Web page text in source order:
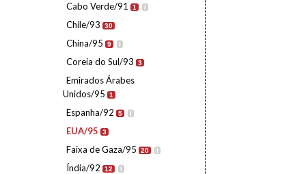
Cabo Verde/91 1 I
Chile/93 30
China/95 9 I
Coreia do Sul/93 3
Emirados Árabes
Unidos/95
1
Espanha/92 5 I
EUA/95 3
Faixa de Gaza/95 20 I
Índia/92 12 I